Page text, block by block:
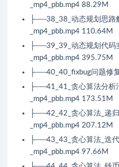
_mp4_pbb.mp4 88.29M
├──38_38_动态规划思路
_mp4_pbb.mp4 110.64M
├──39_39_动态规划代码
_mp4_pbb.mp4 395.75M
├──40_40_fixbug问题修
├──41_41_贪心算法分析
_mp4_pbb.mp4 173.51M
├──42_42_贪心算法_递
_mp4_pbb.mp4 207.12M
├──43_43_贪心算法_迭
_mp4_pbb.mp4 97.66M